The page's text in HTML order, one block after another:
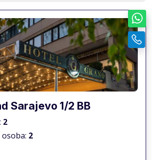
Sarajevo 1/2 BB
2
2